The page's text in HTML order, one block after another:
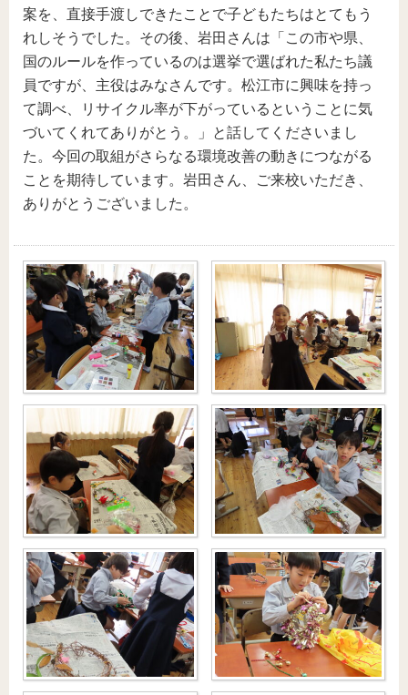
案を、直接手渡しできたことで子どもたちはとてもう
れしそうでした。その後、岩田さんは「この市や県、
国のルールを作っているのは選挙で選ばれた私たち議
員ですが、主役はみなさんです。松江市に興味を持っ
て調べ、リサイクル率が下がっているということに気
づいてくれてありがとう。」と話してくださいまし
た。今回の取組がさらなる環境改善の動きにつながる
ことを期待しています。岩田さん、ご来校いただき、
ありがとうございました。